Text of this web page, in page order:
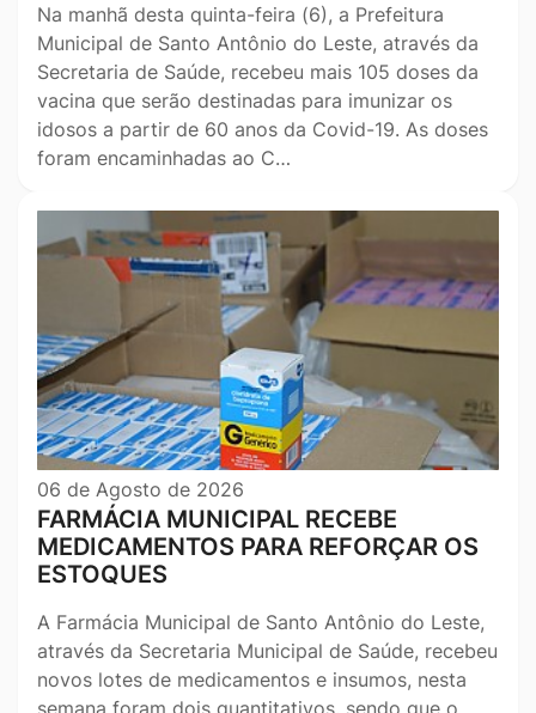
Na manhã desta quinta-feira (6), a Prefeitura
Municipal de Santo Antônio do Leste, através da
Secretaria de Saúde, recebeu mais 105 doses da
vacina que serão destinadas para imunizar os
idosos a partir de 60 anos da Covid-19. As doses
foram encaminhadas ao C…
06 de Agosto de 2026
FARMÁCIA MUNICIPAL RECEBE
MEDICAMENTOS PARA REFORÇAR OS
ESTOQUES
A Farmácia Municipal de Santo Antônio do Leste,
através da Secretaria Municipal de Saúde, recebeu
novos lotes de medicamentos e insumos, nesta